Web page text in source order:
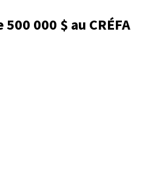
000 $ au CRÉFA